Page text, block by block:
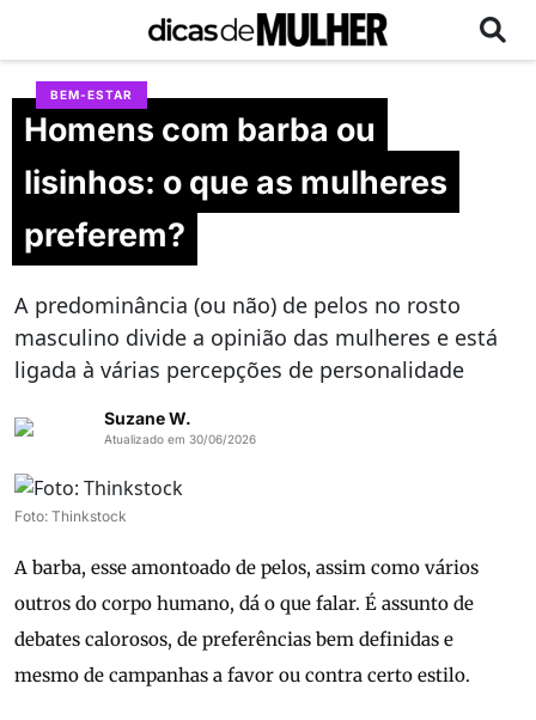
BEM-ESTAR
Homens com barba ou
lisinhos: o que as mulheres
preferem?
A predominância (ou não) de pelos no rosto
masculino divide a opinião das mulheres e está
ligada à várias percepções de personalidade
Suzane W.
Atualizado em 30/06/2026
Foto: Thinkstock
A barba, esse amontoado de pelos, assim como vários
outros do corpo humano, dá o que falar. É assunto de
debates calorosos, de preferências bem definidas e
mesmo de campanhas a favor ou contra certo estilo.